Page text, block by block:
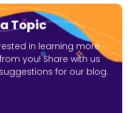
Topic
in learning more
you! Share with us
for our blog.